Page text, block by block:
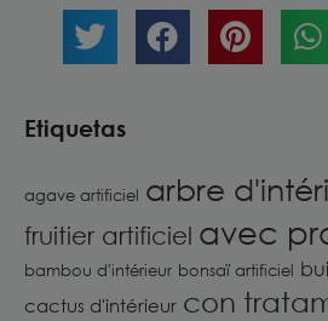
Etiquetas
agave artificiel arbre
fruitier artificiel avec
bambou d'intérieur bonsaï artificiel
cactus d'intérieur con